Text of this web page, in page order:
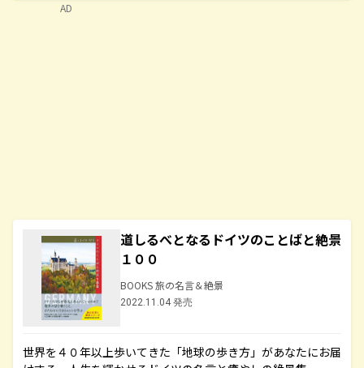
道しるべとなるドイツのことばと絶景
１００
BOOKS 旅の名言＆絶景
2022.11.04 発売
世界を４０年以上歩いてきた「地球の歩き方」があなたにお届
AD